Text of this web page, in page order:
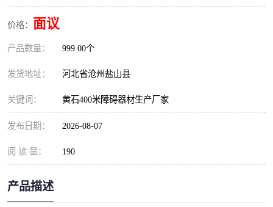
价格： 面议
产品数量： 999.00个
发货地址： 河北省沧州盐山县
关键词： 黄石400米障碍器材生产厂家
发布日期： 2026-08-07
阅 读 量： 190
产品描述